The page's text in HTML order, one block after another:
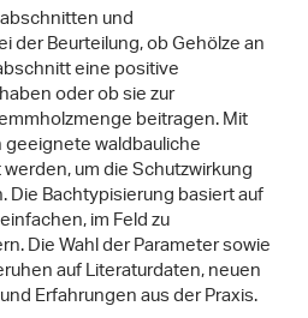
und
Beurteilung, ob Gehölze an
eine positive
oder ob sie zur
beitragen. Mit
waldbauliche
um die Schutzwirkung
Die Bachtypisierung basiert auf
im Feld zu
Die Wahl der Parameter sowie
auf Literaturdaten, neuen
Erfahrungen aus der Praxis.